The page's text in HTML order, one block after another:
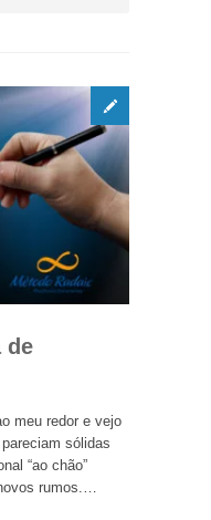
de
meu redor e vejo
sólidas
“ao chão”
rumos.…